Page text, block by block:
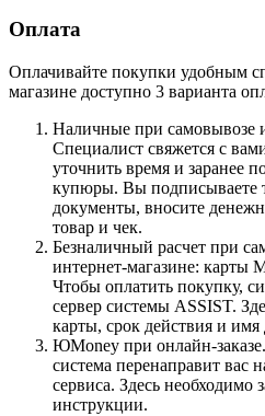
Оплата
Оплачивайте покупки удобным
магазине доступно 3 варианта
Наличные при самовывозе
Специалист свяжется с
уточнить время и заранее
купюры. Вы подписываете
документы, вносите
товар и чек.
Безналичный расчет при
интернет-магазине: карты
Чтобы оплатить покупку,
сервер системы ASSIST.
карты, срок действия и имя
ЮMoney при онлайн-
система перенаправит вас
сервиса. Здесь необходимо
инструкции.